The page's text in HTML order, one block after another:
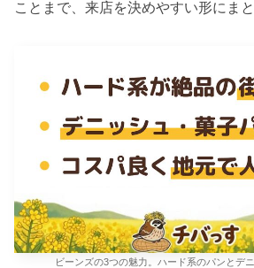
ことまで、来店を決めやすい形にま
ビーンズの3つの魅力。ハード系のパンとデ